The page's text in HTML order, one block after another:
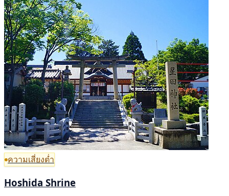
ความเสี่ยงต่ำ
Hoshida Shrine